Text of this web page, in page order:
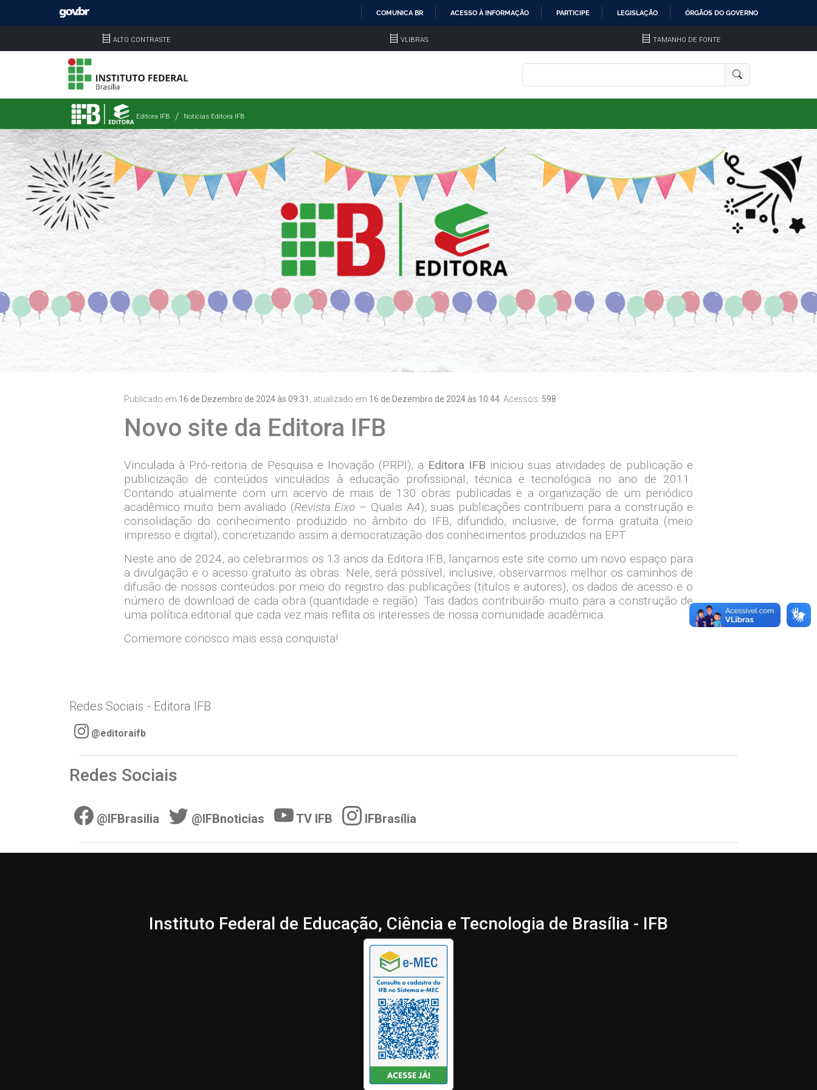
COMUNICA BR ACESSO À INFORMAÇÃO PARTICIPE LEGISLAÇÃO ÓRGÃOS DO GOVERNO
ALTO CONTRASTE VLIBRAS TAMANHO DE FONTE
Editora IFB Notícias Editora IFB
Publicado em 16 de Dezembro de 2024 às 09:31 , atualizado em 16 de Dezembro de 2024 às 10:44. Acessos: 598
Novo site da Editora IFB
Vinculada à Pró-reitoria de Pesquisa e Inovação (PRPI), a Editora IFB iniciou suas atividades de publicação e
publicização de conteúdos vinculados à educação profissional, técnica e tecnológica no ano de 2011.
Contando atualmente com um acervo de mais de 130 obras publicadas e a organização de um periódico
acadêmico muito bem avaliado (Revista Eixo – Qualis A4), suas publicações contribuem para a construção e
consolidação do conhecimento produzido no âmbito do IFB, difundido, inclusive, de forma gratuita (meio
impresso e digital), concretizando assim a democratização dos conhecimentos produzidos na EPT.
Neste ano de 2024, ao celebrarmos os 13 anos da Editora IFB, lançamos este site como um novo espaço para
a divulgação e o acesso gratuito às obras. Nele, será possível, inclusive, observarmos melhor os caminhos de
difusão de nossos conteúdos por meio do registro das publicações (títulos e autores), os dados de acesso e o
número de download de cada obra (quantidade e região). Tais dados contribuirão muito para a construção de
uma política editorial que cada vez mais reflita os interesses de nossa comunidade acadêmica.
Comemore conosco mais essa conquista!
Redes Sociais - Editora IFB
@editoraifb
Redes Sociais
@IFBrasilia @IFBnoticias TV IFB IFBrasília
Instituto Federal de Educação, Ciência e Tecnologia de Brasília - IFB